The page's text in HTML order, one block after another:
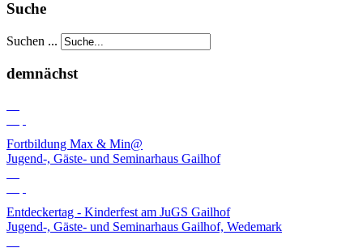
Suche
Suchen ...
demnächst
Fortbildung Max & Min@
Jugend-, Gäste- und Seminarhaus Gailhof
Entdeckertag - Kinderfest am JuGS Gailhof
Jugend-, Gäste- und Seminarhaus Gailhof, Wedemark